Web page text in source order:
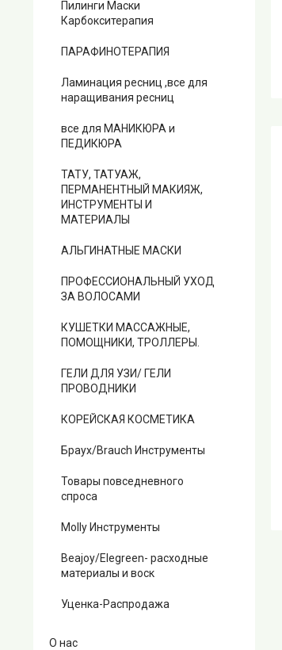
Пилинги Маски
Карбокситерапия
ПАРАФИНОТЕРАПИЯ
Ламинация ресниц ,все для
наращивания ресниц
все для МАНИКЮРА и
ПЕДИКЮРА
ТАТУ, ТАТУАЖ,
ПЕРМАНЕНТНЫЙ МАКИЯЖ,
ИНСТРУМЕНТЫ И
МАТЕРИАЛЫ
АЛЬГИНАТНЫЕ МАСКИ
ПРОФЕССИОНАЛЬНЫЙ УХОД
ЗА ВОЛОСАМИ
КУШЕТКИ МАССАЖНЫЕ,
ПОМОЩНИКИ, ТРОЛЛЕРЫ.
ГЕЛИ ДЛЯ УЗИ/ ГЕЛИ
ПРОВОДНИКИ
КОРЕЙСКАЯ КОСМЕТИКА
Браух/Brauch Инструменты
Товары повседневного
спроса
Molly Инструменты
Beajoy/Elegreen- расходные
материалы и воск
Уценка-Распродажа
О нас